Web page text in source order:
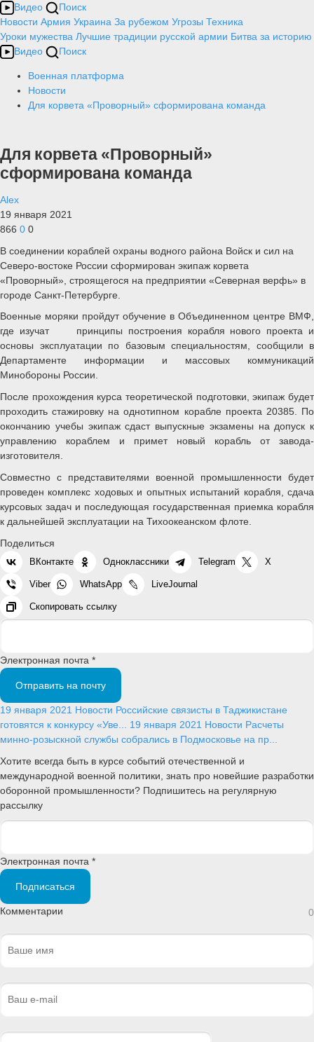
Видео
Поиск
Новости Армия Украина За рубежом Угрозы Техника
Уроки мужества Лучшие традиции русской армии Битва за историю
Видео
Поиск
Военная платформа
Новости
Для корвета «Проворный» сформирована команда
Для корвета «Проворный»
сформирована команда
Alex
19 января 2021
866 0 0
В соединении кораблей охраны водного района Войск и сил на
Северо-востоке России сформирован экипаж корвета
«Проворный», строящегося на предприятии «Северная верфь» в
городе Санкт-Петербурге.
Военные моряки пройдут обучение в Объединенном центре ВМФ,
где изучат принципы построения корабля нового проекта и
основы эксплуатации по базовым специальностям, сообщили в
Департаменте информации и массовых коммуникаций
Минобороны России.
После прохождения курса теоретической подготовки, экипаж будет
проходить стажировку на однотипном корабле проекта 20385. По
окончанию учебы экипаж сдаст выпускные экзамены на допуск к
управлению кораблем и примет новый корабль от завода-
изготовителя.
Совместно с представителями военной промышленности будет
проведен комплекс ходовых и опытных испытаний корабля, сдача
курсовых задач и последующая государственная приемка корабля
к дальнейшей эксплуатации на Тихоокеанском флоте.
Поделиться
ВКонтакте Одноклассники Telegram X
Viber WhatsApp LiveJournal
Скопировать ссылку
Электронная почта *
Отправить на почту
19 января 2021 Новости Российские связисты в Таджикистане
готовятся к конкурсу «Уве... 19 января 2021 Новости Расчеты
минно-розыскной службы собрались в Подмосковье на пр...
Хотите всегда быть в курсе событий отечественной и
международной военной политики, знать про новейшие разработки
оборонной промышленности? Подпишитесь на регулярную
рассылку
Электронная почта *
Подписаться
Комментарии 0